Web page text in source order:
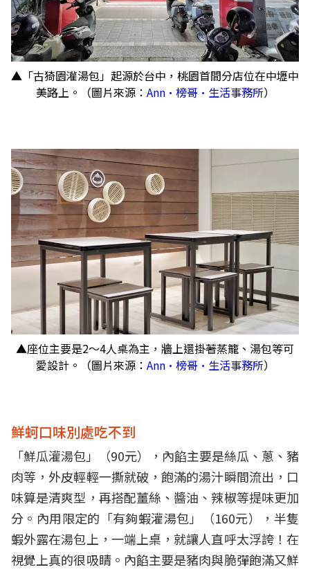
▲「古猗園灌湯包」起源於台中，桃園首間分店位在中壢中
美路上。（圖片來源： Ann•榜哥•生活事務所）
▲座位主要是2～4人桌為主，牆上還掛著蒸籠、湯包等可
愛設計。（圖片來源： Ann•榜哥•生活事務所）
鮮蚵口味別處吃不到
「鮮瓜灌湯包」（90元），內餡主要是絲瓜、蔥、豬
肉等，外皮輕輕一撕就破，飽滿的湯汁瞬間流出，口
味算是清爽型，再搭配薑絲、醬油、辣椒等提味更加
分。內用限定的「有夠蝦灌湯包」（160元），半隻
蝦外露在湯包上，一端上桌，就讓人直呼太浮誇！在
視覺上真的很吸睛。內餡主要是豬肉與脆彈飽滿又鮮